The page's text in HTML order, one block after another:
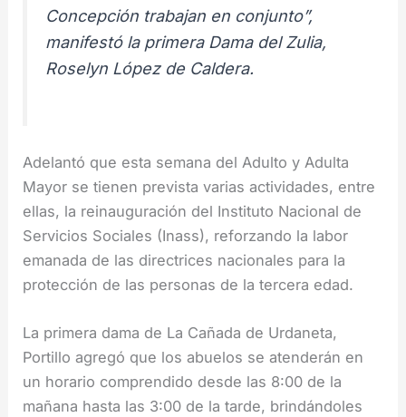
Concepción trabajan en conjunto”,
manifestó la primera Dama del Zulia,
Roselyn López de Caldera.
Adelantó que esta semana del Adulto y Adulta
Mayor se tienen prevista varias actividades, entre
ellas, la reinauguración del Instituto Nacional de
Servicios Sociales (Inass), reforzando la labor
emanada de las directrices nacionales para la
protección de las personas de la tercera edad.
La primera dama de La Cañada de Urdaneta,
Portillo agregó que los abuelos se atenderán en
un horario comprendido desde las 8:00 de la
mañana hasta las 3:00 de la tarde, brindándoles